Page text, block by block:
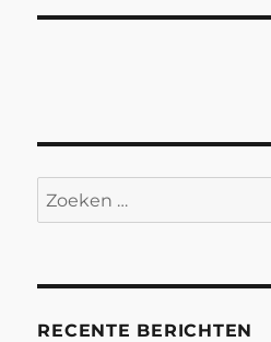
Zoeken
naar:
RECENTE BERICHTEN